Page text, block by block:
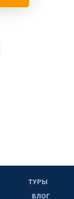
ТУРЫ
БЛОГ